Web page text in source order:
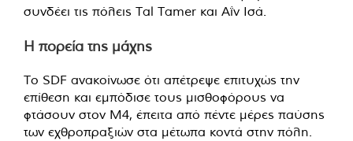
συνδέει τις πόλεις Tal Tamer και Αΐν Ισά.
Η πορεία της μάχης
Το SDF ανακοίνωσε ότι απέτρεψε επιτυχώς την
επίθεση και εμπόδισε τους μισθοφόρους να
φτάσουν στον M4, έπειτα από πέντε μέρες παύσης
των εχθροπραξιών στα μέτωπα κοντά στην πόλη.